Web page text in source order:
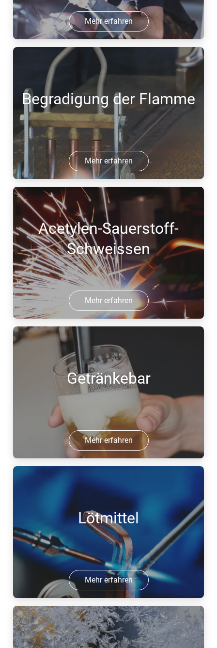
Mehr erfahren
Begradigung der Flamme
Mehr erfahren
Acetylen-Sauerstoff-
Schweissen
Mehr erfahren
Getränkebar
Mehr erfahren
Lötmittel
Mehr erfahren